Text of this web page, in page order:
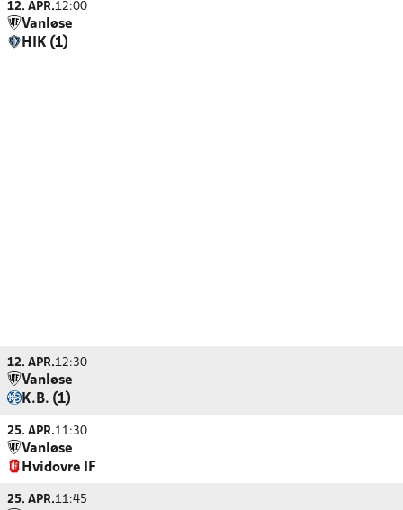
12. APR.12:00
Vanløse
HIK (1)
12. APR.12:30
Vanløse
K.B. (1)
25. APR.11:30
Vanløse
Hvidovre IF
25. APR.11:45